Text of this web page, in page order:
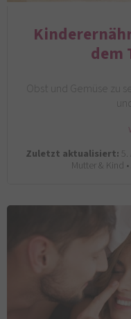
dem
Obst und Gemüse zu
Zuletzt aktualisiert:
Mutter & Kind •